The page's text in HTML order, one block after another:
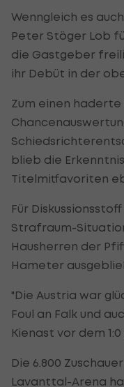
Wenngleich es
Peter Stöger Lob
die Gastgeber
ihr Debüt in der
Zum einen
blieb die
Titelmitfavoriten
Für
Strafraum-
Hausherren der
Hameter
"Die Austria war
Foul an Falk und
Kienast vor dem
Die 6.800
Lavanttal-Arena